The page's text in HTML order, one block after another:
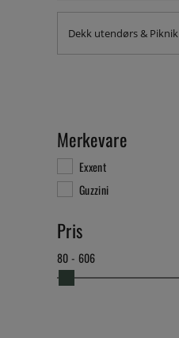
Dekk utendørs & Piknik
Merkevare
Exxent
Guzzini
Pris
80 - 606